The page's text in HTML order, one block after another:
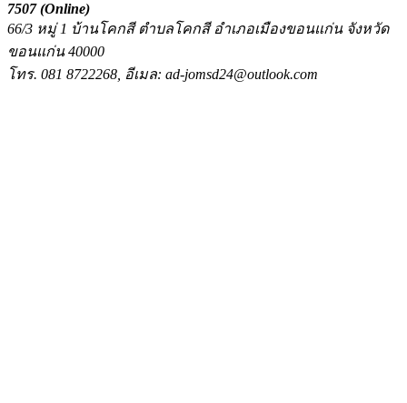
7507 (Online)
66/3 หมู่ 1 บ้านโคกสี ตำบลโคกสี อำเภอเมืองขอนแก่น จังหวัด
ขอนแก่น 40000
โทร. 081 8722268, อีเมล: ad-jomsd24@outlook.com